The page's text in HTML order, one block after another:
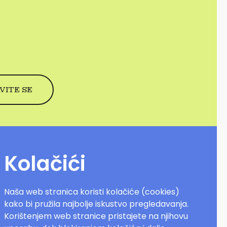
Kolačići
Naša web stranica koristi kolačiće (cookies)
kako bi pružila najbolje iskustvo pregledavanja.
Korištenjem web stranice pristajete na njihovu